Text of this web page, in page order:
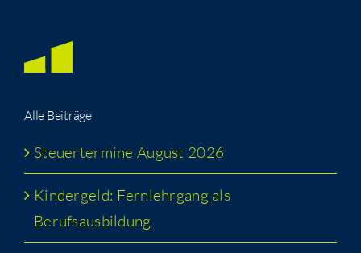
Alle Bei­trä­ge
Steu­er­ter­mi­ne August 2026
Kin­der­geld: Fern­lehr­gang als
Berufsausbildung